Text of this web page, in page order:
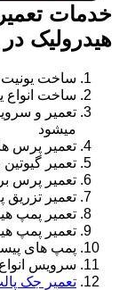
خدمات
هیدرولیک
ساخت یونیت
ساخت انواع
تعمیر و
میشود
تعمیر پرس
تعمیر گیوتین
تعمیر پرس
تعمیر تزریق
تعمیر پمپ
تعمیر پمپ
پمپ های
سرویس
تعمیر جک